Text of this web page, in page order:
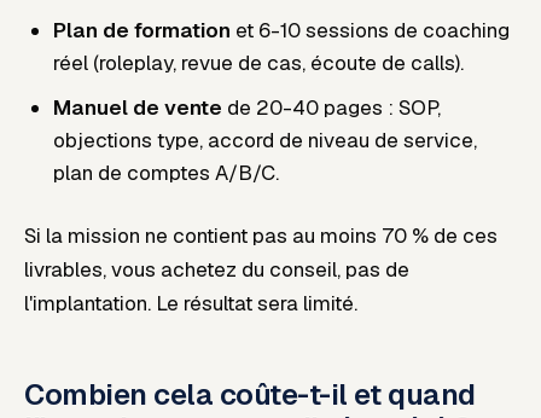
Plan de formation et 6-10 sessions de coaching
réel (roleplay, revue de cas, écoute de calls).
Manuel de vente de 20-40 pages : SOP,
objections type, accord de niveau de service,
plan de comptes A/B/C.
Si la mission ne contient pas au moins 70 % de ces
livrables, vous achetez du conseil, pas de
l'implantation. Le résultat sera limité.
Combien cela coûte-t-il et quand